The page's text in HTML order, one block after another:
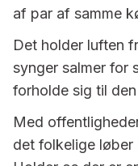
af par af samme
Det holder luften
synger salmer for
forholde sig til
Med
det folkelige